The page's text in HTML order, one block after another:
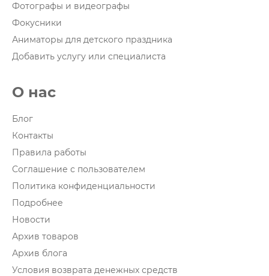
Фотографы и видеографы
Фокусники
Аниматоры для детского праздника
Добавить услугу или специалиста
О нас
Блог
Контакты
Правила работы
Соглашение с пользователем
Политика конфиденциальности
Подробнее
Новости
Архив товаров
Архив блога
Условия возврата денежных средств